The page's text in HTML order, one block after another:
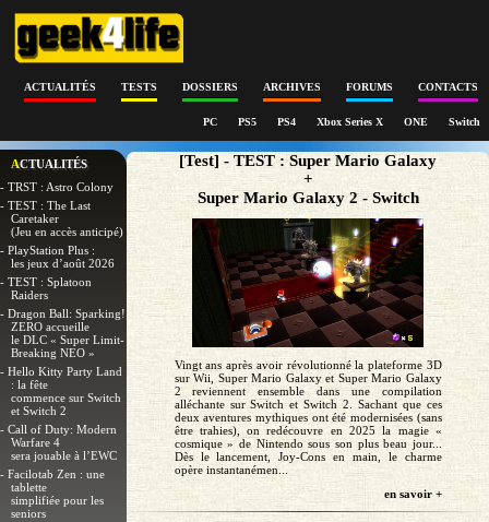
ACTUALITÉS TESTS DOSSIERS ARCHIVES FORUMS CONTACTS
PC PS5 PS4 Xbox Series X ONE Switch
ACTUALITÉS
- TRST : Astro Colony
- TEST : The Last
Caretaker
(Jeu en accès anticipé)
- PlayStation Plus :
les jeux d’août 2026
- TEST : Splatoon
Raiders
- Dragon Ball: Sparking!
ZERO accueille
le DLC « Super Limit-
Breaking NEO »
- Hello Kitty Party Land
: la fête
commence sur Switch
et Switch 2
- Call of Duty: Modern
Warfare 4
sera jouable à l’EWC
- Facilotab Zen : une
tablette
simplifiée pour les
seniors
[Test] - TEST : Super Mario Galaxy
+
Super Mario Galaxy 2 - Switch
Vingt ans après avoir révolutionné la plateforme 3D
sur Wii, Super Mario Galaxy et Super Mario Galaxy
2 reviennent ensemble dans une compilation
alléchante sur Switch et Switch 2. Sachant que ces
deux aventures mythiques ont été modernisées (sans
être trahies), on redécouvre en 2025 la magie «
cosmique » de Nintendo sous son plus beau jour...
Dès le lancement, Joy-Cons en main, le charme
opère instantanémen...
en savoir +